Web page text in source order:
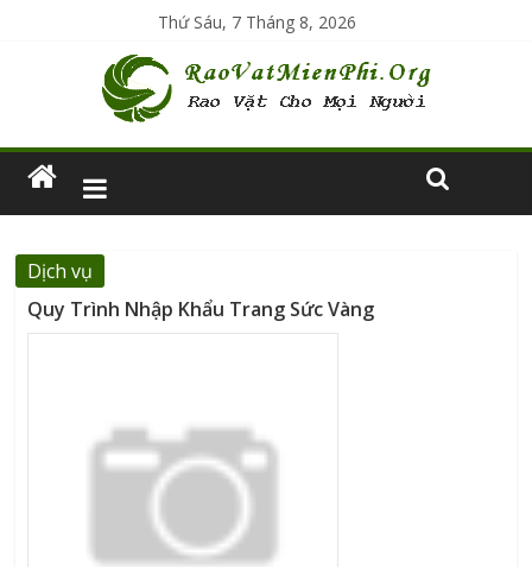
Thứ Sáu, 7 Tháng 8, 2026
Dịch vụ
Quy Trình Nhập Khẩu Trang Sức Vàng